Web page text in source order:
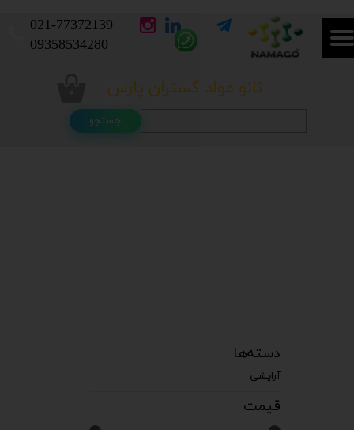
نانو مواد گستران پارس
021-77372139​​​​​​​
​​​​​​​09358534280
جستجو
دسته‌ها
آرایشی
قیمت